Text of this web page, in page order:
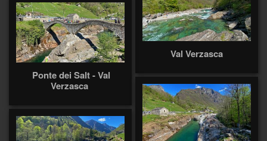
Val Verzasca
Ponte dei Salt - Val
Verzasca